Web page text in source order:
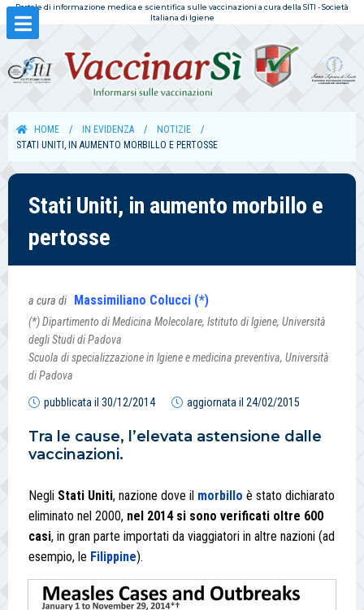
Portale di informazione medica e scientifica sulle vaccinazioni a cura della SITI - Società
Italiana di Igiene
HOME IN EVIDENZA
NOTIZIE
STATI UNITI, IN AUMENTO MORBILLO E PERTOSSE
Stati Uniti, in aumento morbillo e
pertosse
a cura di Massimiliano Colucci (*)
(*) Dipartimento di Medicina Molecolare, Istituto di Igiene, Università
degli Studi di Padova
Scuola di specializzazione in Igiene e medicina preventiva, Università
di Padova
pubblicata il 30/12/2014 aggiornata il 24/02/2015
Tra le cause, l’elevata astensione dalle
vaccinazioni.
Negli Stati Uniti, nazione dove il morbillo è stato dichiarato
eliminato nel 2000, nel 2014 si sono verificati oltre 600
casi, in gran parte importati da viaggiatori in altre nazioni (ad
esempio, le Filippine).